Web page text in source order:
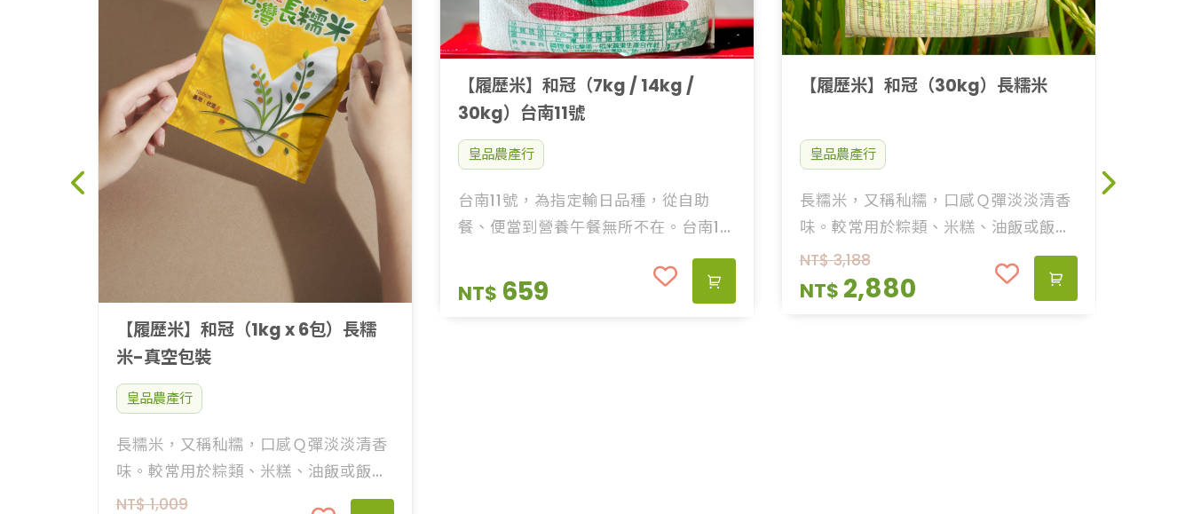
【履歷米】和冠（1kg x 6包）長糯
米-真空包裝
皇品農產行
長糯米，又稱秈糯，口感Ｑ彈淡淡清香
味。較常用於粽類、米糕、油飯或飯糰
等重複加熱吃食，長糯米可重複蒸煮能
NT$1,009
【履歷米】和冠（7kg / 14kg /
30kg）台南11號
皇品農產行
台南11號，為指定輸日品種，從自助
餐、便當到營養午餐無所不在。台南11
號是多數人所能接觸到的米飯，米粒
大、口感Q彈，煮粥品時綿密鮮甜。
NT$ 659
【履歷米】和冠（30kg）長糯米
皇品農產行
長糯米，又稱秈糯，口感Ｑ彈淡淡清香
味。較常用於粽類、米糕、油飯或飯糰
等重複加熱吃食，長糯米可重複蒸煮能
維持Ｑ度，常見紫米也同樣為長糯米的
NT$3,188
NT$ 2,880